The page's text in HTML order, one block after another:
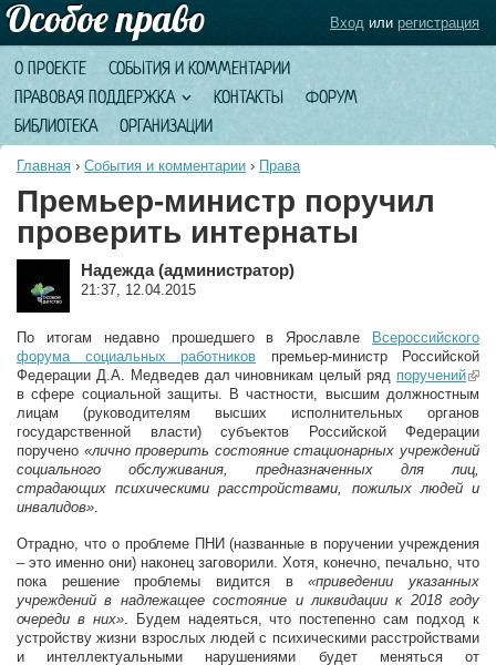
О ПРОЕКТЕ
СОБЫТИЯ И КОММЕНТАРИИ
ПРАВОВАЯ ПОДДЕРЖКА
КОНТАКТЫ
ФОРУМ
БИБЛИОТЕКА
ОРГАНИЗАЦИИ
Вход или регистрация
Главная › События и комментарии › Права
Премьер-министр поручил
проверить интернаты
Надежда (администратор)
21:37, 12.04.2015
По итогам недавно прошедшего в Ярославле
Всероссийского
форума социальных работников премьер-министр Российской
Федерации Д.А. Медведев дал чиновникам целый ряд поручений
в сфере социальной защиты. В частности, высшим должностным
лицам (руководителям высших исполнительных органов
государственной власти) субъектов Российской Федерации
поручено «лично проверить состояние стационарных учреждений
социального обслуживания, предназначенных для лиц,
страдающих психическими расстройствами, пожилых людей и
инвалидов».
Отрадно, что о проблеме ПНИ (названные в поручении учреждения
– это именно они) наконец заговорили. Хотя, конечно, печально, что
пока решение проблемы видится в«приведении указанных
учреждений в надлежащее состояние и ликвидации к 2018 году
очереди в них». Будем надеяться, что постепенно сам подход к
устройству жизни взрослых людей с психическими расстройствами
и интеллектуальными нарушениями будет меняться от